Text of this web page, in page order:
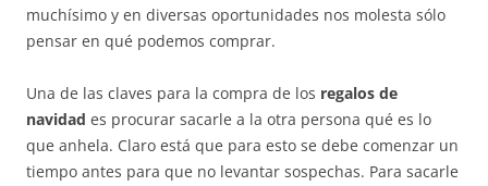
muchísimo y en diversas oportunidades nos molesta sólo
pensar en qué podemos comprar.
Una de las claves para la compra de los regalos de
navidad es procurar sacarle a la otra persona qué es lo
que anhela. Claro está que para esto se debe comenzar un
tiempo antes para que no levantar sospechas. Para sacarle